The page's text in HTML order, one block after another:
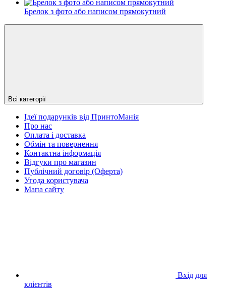
Брелок з фото або написом прямокутний
Всі категорії
Ідеї подарунків від ПринтоМанія
Про нас
Оплата і доставка
Обмін та повернення
Контактна інформація
Відгуки про магазин
Публічний договір (Оферта)
Угода користувача
Мапа сайту
Вхід для
клієнтів